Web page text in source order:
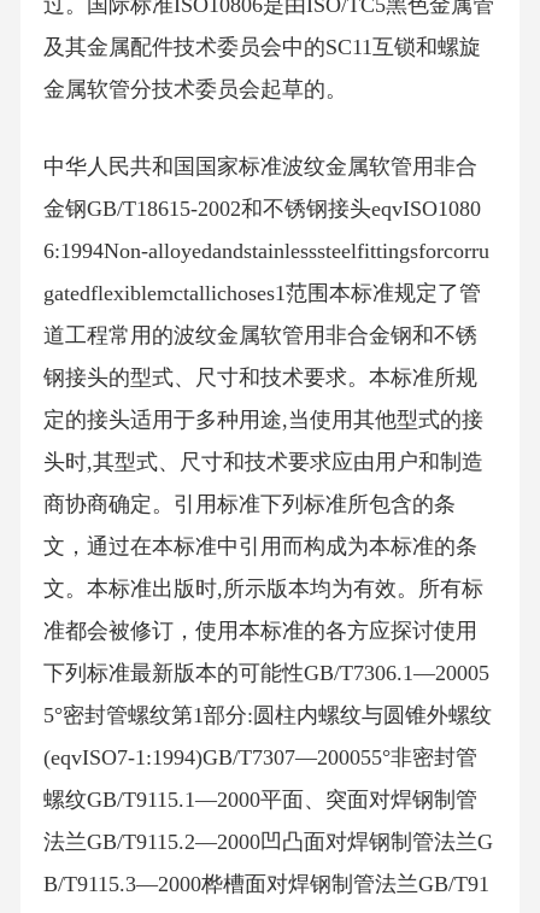
过。国际标准ISO10806是由ISO/TC5黑色金属管
及其金属配件技术委员会中的SC11互锁和螺旋
金属软管分技术委员会起草的。
中华人民共和国国家标准波纹金属软管用非合
金钢GB/T18615-2002和不锈钢接头eqvISO1080
6:1994Non-alloyedandstainlesssteelfittingsforcorru
gatedflexiblemctallichoses1范围本标准规定了管
道工程常用的波纹金属软管用非合金钢和不锈
钢接头的型式、尺寸和技术要求。本标准所规
定的接头适用于多种用途,当使用其他型式的接
头时,其型式、尺寸和技术要求应由用户和制造
商协商确定。引用标准下列标准所包含的条
文，通过在本标准中引用而构成为本标准的条
文。本标准出版时,所示版本均为有效。所有标
准都会被修订，使用本标准的各方应探讨使用
下列标准最新版本的可能性GB/T7306.1—20005
5°密封管螺纹第1部分:圆柱内螺纹与圆锥外螺纹
(eqvISO7-1:1994)GB/T7307—200055°非密封管
螺纹GB/T9115.1—2000平面、突面对焊钢制管
法兰GB/T9115.2—2000凹凸面对焊钢制管法兰G
B/T9115.3—2000桦槽面对焊钢制管法兰GB/T91